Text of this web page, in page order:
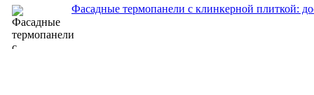
Фасадные термопанели с клинкерной плиткой: